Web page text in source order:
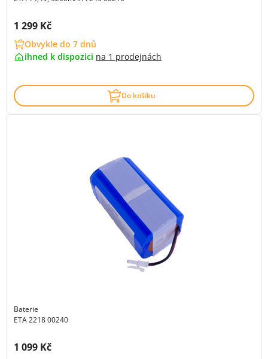
Cena s DPH:
1 299 Kč
Obvykle do 7 dnů
ihned k dispozici na 1 prodejnách
Do košíku
Baterie
ETA 2218 00240
Cena s DPH:
1 099 Kč